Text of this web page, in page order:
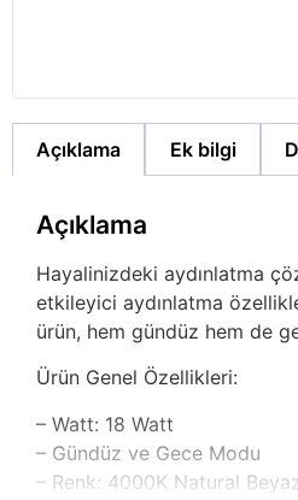
Açıklama Ek bilgi
Açıklama
Hayalinizdeki aydınlatma
etkileyici aydınlatma
ürün, hem gündüz hem de
Ürün Genel Özellikleri:
– Watt: 18 Watt
– Gündüz ve Gece Modu
– Renk: 4000K Natural Beyaz